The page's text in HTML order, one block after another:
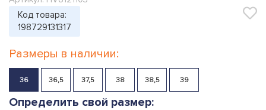
Код товара:
198729131317
Размеры в наличии:
36 36,5 37,5 38 38,5 39
Определить свой размер: